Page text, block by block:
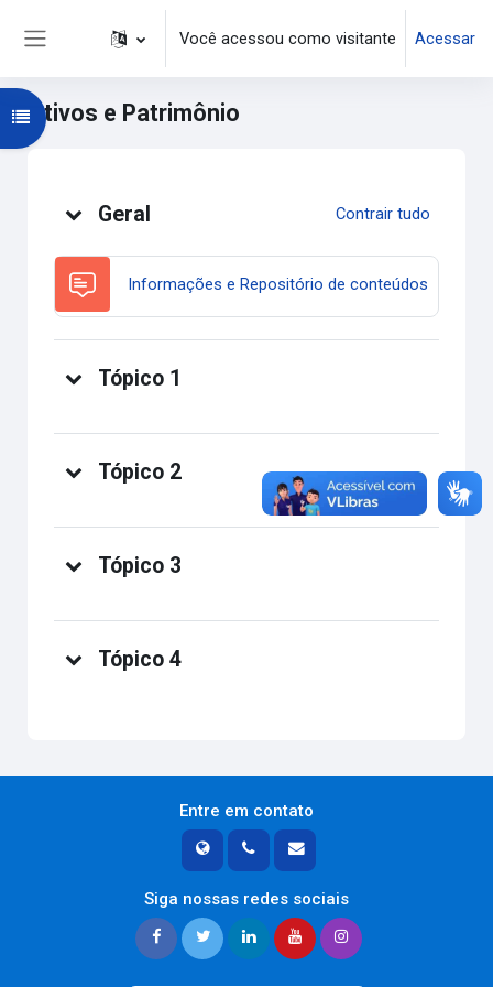
Ir para o conteúdo principal
Você acessou como visitante Acessar
Ativos e Patrimônio
Abrir índice do curso
Geral Contrair tudo
Informações e Repositório de conteúdos
Tópico 1
Tópico 2
Tópico 3
Tópico 4
Entre em contato
Siga nossas redes sociais